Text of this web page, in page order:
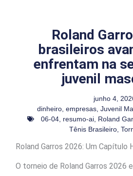
Roland
brasileiros
enfrentam na
juvenil
junho 4,
dinheiro, empresas, Juvenil
06-04 resumo-ai Roland
Tênis Brasileiro
Roland Garros 2026: Um Capítulo
O torneio de Roland Garros 2026